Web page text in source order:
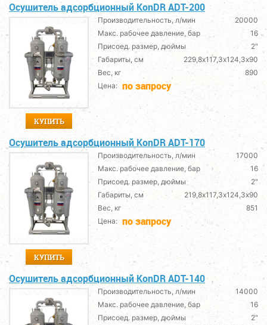
Осушитель адсорбционный KonDR ADT-200
КУПИТЬ
Производительность, л/мин
20000
Макс. рабочее давление, бар
16
Присоед. размер, дюймы
2"
Габариты, см
229,8х117,3х124,3х90
Вес, кг
890
Цена: по запросу
Осушитель адсорбционный KonDR ADT-170
КУПИТЬ
Производительность, л/мин
17000
Макс. рабочее давление, бар
16
Присоед. размер, дюймы
2"
Габариты, см
219,8х117,3х124,3х90
Вес, кг
851
Цена: по запросу
Осушитель адсорбционный KonDR ADT-140
Производительность, л/мин
14000
Макс. рабочее давление, бар
16
Присоед. размер, дюймы
2"